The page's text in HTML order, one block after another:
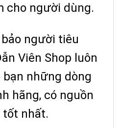
cho người dùng.
người tiêu
Viên Shop luôn
những dòng
hãng, có nguồn
tốt nhất.